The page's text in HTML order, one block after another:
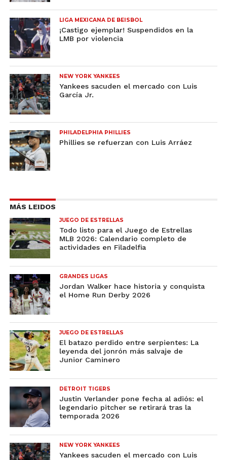
LIGA MEXICANA DE BEISBOL
¡Castigo ejemplar! Suspendidos en la
LMB por violencia
NEW YORK YANKEES
Yankees sacuden el mercado con Luis
García Jr.
PHILADELPHIA PHILLIES
Phillies se refuerzan con Luis Arráez
MÁS LEIDOS
JUEGO DE ESTRELLAS
Todo listo para el Juego de Estrellas
MLB 2026: Calendario completo de
actividades en Filadelfia
GRANDES LIGAS
Jordan Walker hace historia y conquista
el Home Run Derby 2026
JUEGO DE ESTRELLAS
El batazo perdido entre serpientes: La
leyenda del jonrón más salvaje de
Junior Caminero
DETROIT TIGERS
Justin Verlander pone fecha al adiós: el
legendario pitcher se retirará tras la
temporada 2026
NEW YORK YANKEES
Yankees sacuden el mercado con Luis